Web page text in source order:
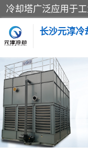
长沙元淳冷
方形开式冷却塔
闭式冷却塔
电控箱